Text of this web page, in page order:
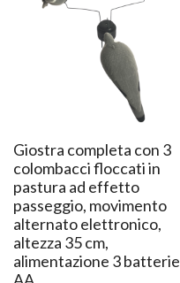
Giostra completa con 3
colombacci floccati in
pastura ad effetto
passeggio, movimento
alternato elettronico,
altezza 35 cm,
alimentazione 3 batterie